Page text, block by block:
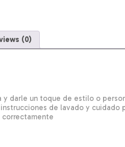
(0)
darle un toque de estilo o
de lavado y cuidado
correctamente